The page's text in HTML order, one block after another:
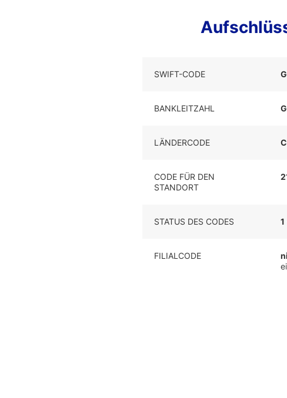
SWIFT-CODE
BANKLEITZAHL
LÄNDERCODE
CODE FÜR DEN
STANDORT
STATUS DES CODES 1
FILIALCODE